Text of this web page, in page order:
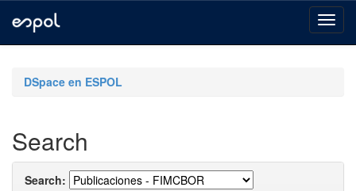
navigationDSpace en ESPOL
Search
Search: